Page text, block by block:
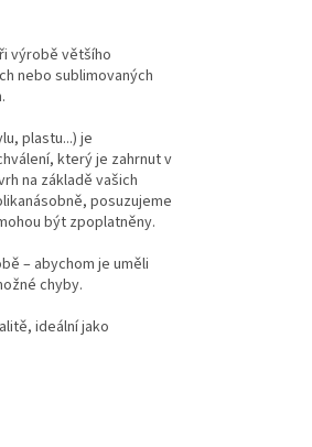
výrobě většího
nebo sublimovaných
plastu...) je
který je zahrnut v
na základě vašich
posuzujeme
být zpoplatněny.
– abychom je uměli
chyby.
ideální jako